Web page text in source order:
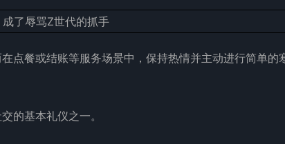
点餐或结账等服务场景中，保持热情并主动进行简单的
的基本礼仪之一。